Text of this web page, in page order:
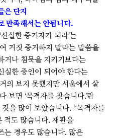
은 단지
만족해서는 안됩니다.
실한 증거자가 되라’는
거짓 증거하지 말라는 말씀을
거나 침묵을 지키기보다는
실한 증인이 되어야 한다는
의 보지 못했지만 서울에서 살
보면 ‘목격자를 찾습니다.’란
을 많이 보았습니다. “목격자를
적도 많습니다. 재판을
는 경우도 많습니다. 많은